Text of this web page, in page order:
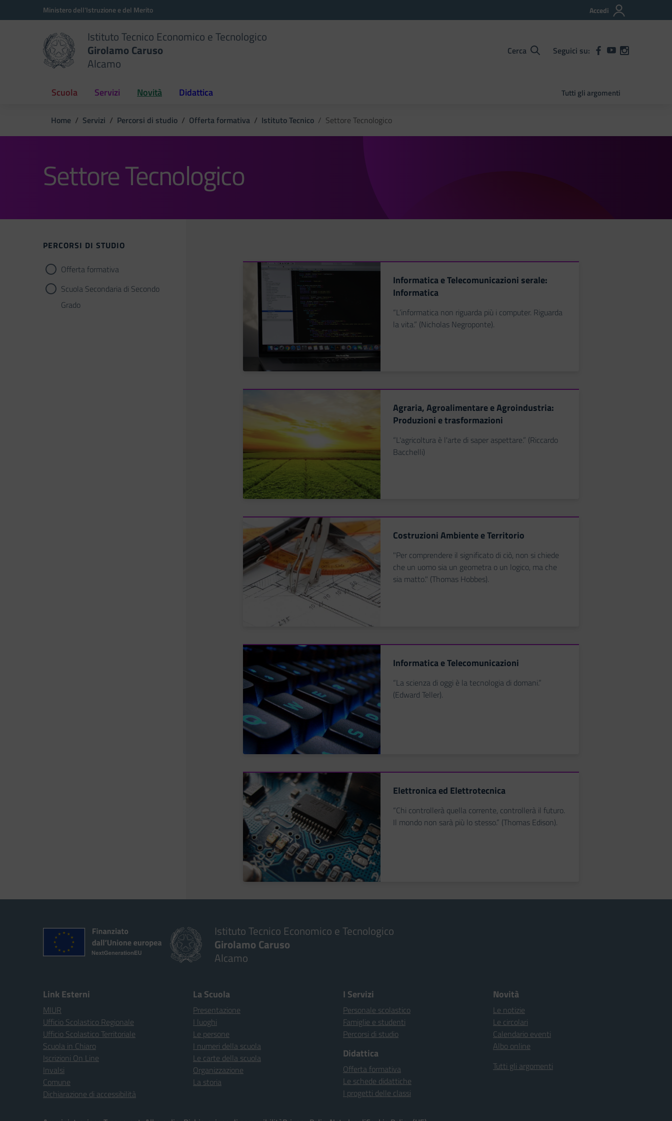
Vai ai contenuti
Vai al menu di navigazioneMinistero dell'Istruzione e del Merito Accedi
Istituto Tecnico Economico e Tecnologico
Girolamo Caruso
Alcamo
Cerca Seguici su:
Scuola Servizi Novità Didattica Tutti gli argomenti
Home Servizi Percorsi di studio Offerta formativa Istituto Tecnico Settore Tecnologico
Settore Tecnologico
PERCORSI DI STUDIO
Offerta formativa
Scuola Secondaria di Secondo
Grado
Informatica e Telecomunicazioni serale:
Informatica
“L’informatica non riguarda più i computer. Riguarda
la vita.” (Nicholas Negroponte).
Agraria, Agroalimentare e Agroindustria:
Produzioni e trasformazioni
“L'agricoltura è l'arte di saper aspettare.” (Riccardo
Bacchelli)
Costruzioni Ambiente e Territorio
"Per comprendere il significato di ciò, non si chiede
che un uomo sia un geometra o un logico, ma che
sia matto." (Thomas Hobbes).
Informatica e Telecomunicazioni
“La scienza di oggi è la tecnologia di domani.”
(Edward Teller).
Elettronica ed Elettrotecnica
“Chi controllerà quella corrente, controllerà il futuro.
Il mondo non sarà più lo stesso.” (Thomas Edison).
Istituto Tecnico Economico e Tecnologico
Girolamo Caruso
Alcamo
Link Esterni
MIUR
Ufficio Scolastico Regionale
Ufficio Scolastico Territoriale
Scuola in Chiaro
Iscrizioni On Line
Invalsi
Comune
Dichiarazione di accessibilità
La Scuola
Presentazione
I luoghi
Le persone
I numeri della scuola
Le carte della scuola
Organizzazione
La storia
I Servizi
Personale scolastico
Famiglie e studenti
Percorsi di studio
Didattica
Offerta formativa
Le schede didattiche
I progetti delle classi
Novità
Le notizie
Le circolari
Calendario eventi
Albo online
Tutti gli argomenti